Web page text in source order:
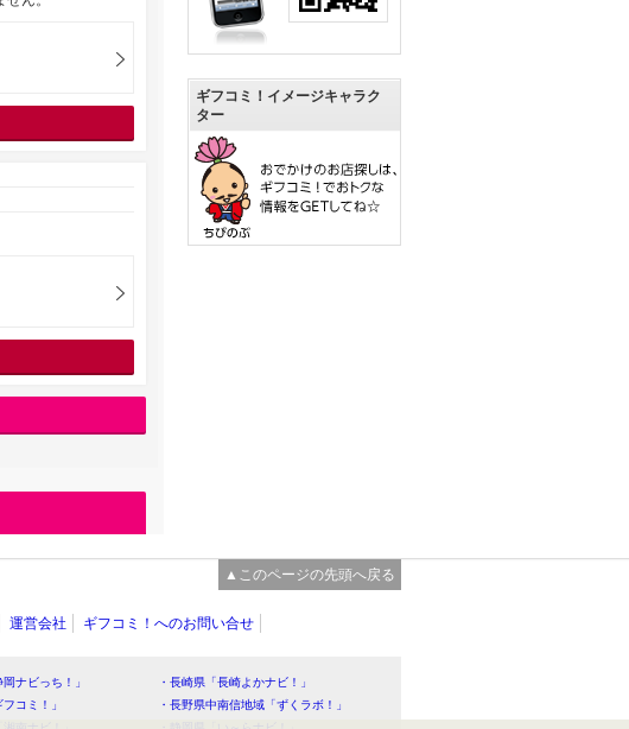
ギフコミ！イメージキャラク
ター
▲このページの先頭へ戻る
運営会社 ギフコミ！へのお問い合せ
岡ナビっち！」
・長崎県「長崎よかナビ！」
コミ！」
・長野県中南信地域「ずくラボ！」